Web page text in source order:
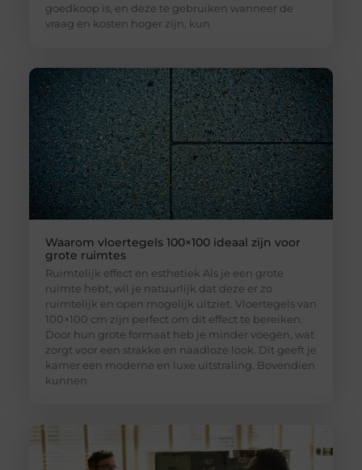
goedkoop is, en deze te gebruiken wanneer de
vraag en kosten hoger zijn, kun
Waarom vloertegels 100×100 ideaal zijn voor
grote ruimtes
Ruimtelijk effect en esthetiek Als je een grote
ruimte hebt, wil je natuurlijk dat deze er zo
ruimtelijk en open mogelijk uitziet. Vloertegels van
100×100 cm zijn perfect om dit effect te bereiken.
Door hun grote formaat heb je minder voegen, wat
zorgt voor een strakke en naadloze look. Dit geeft je
kamer een moderne en luxe uitstraling. Bovendien
kunnen